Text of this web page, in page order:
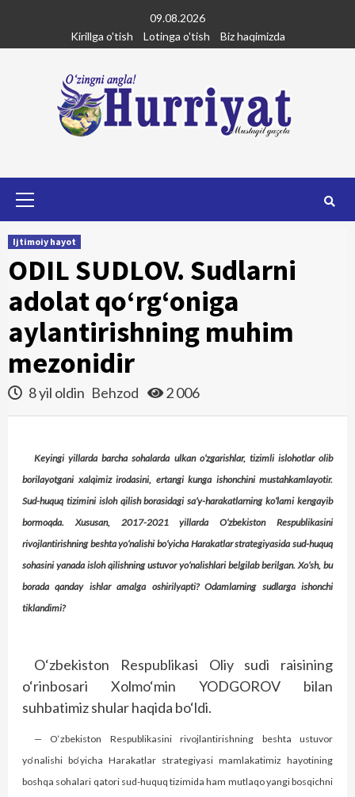
content
09.08.2026
Kirillga o'tish
Lotinga o'tish Biz haqimizda
Ijtimoiy hayot
ODIL SUDLOV. Sudlarni
adolat qo‘rg‘oniga
aylantirishning muhim
mezonidir
8 yil oldin Behzod 2 006
Keyingi yillarda barcha sohalarda ulkan o‘zgarishlar, tizimli islohotlar olib
borilayotgani xalqimiz irodasini, ertangi kunga ishonchini mustahkamlayotir.
Sud-huquq tizimini isloh qilish borasidagi sa’y-harakatlarning ko‘lami kengayib
bormoqda. Xususan, 2017-2021 yillarda O‘zbekiston Respublikasini
rivojlantirishning beshta yo‘nalishi bo‘yicha Harakatlar strategiyasida sud-huquq
sohasini yanada isloh qilishning ustuvor yo‘nalishlari belgilab berilgan. Xo‘sh, bu
borada qanday ishlar amalga oshirilyapti? Odamlarning sudlarga ishonchi
tiklandimi?
O‘zbekiston Respublikasi Oliy sudi raisining
o‘rinbosari Xolmo‘min YODGOROV bilan
suhbatimiz shular haqida bo‘ldi.
— O‘zbekiston Respublikasini rivojlantirishning beshta ustuvor
yo‘nalishi bo‘yicha Harakatlar strategiyasi mamlakatimiz hayotining
boshqa sohalari qatori sud-huquq tizimida ham mutlaqo yangi bosqichni